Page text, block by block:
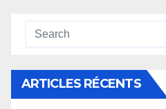
ARTICLES RÉCENTS